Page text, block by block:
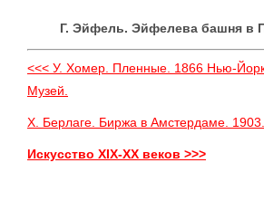
Г. Эйфель. Эйфелева башня в
<<< У. Хомер. Пленные. 1866 Нью-
Музей.
X. Берлаге. Биржа в Амстердаме.
Искусство XIX-XX веков >>>